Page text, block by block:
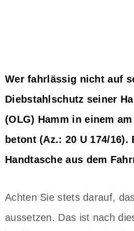
Wer fahrlässig nicht auf
Diebstahlschutz seiner
(OLG) Hamm in einem
betont (Az.: 20 U 174/
Handtasche aus dem
Achten Sie stets darauf,
aussetzen. Das ist nach